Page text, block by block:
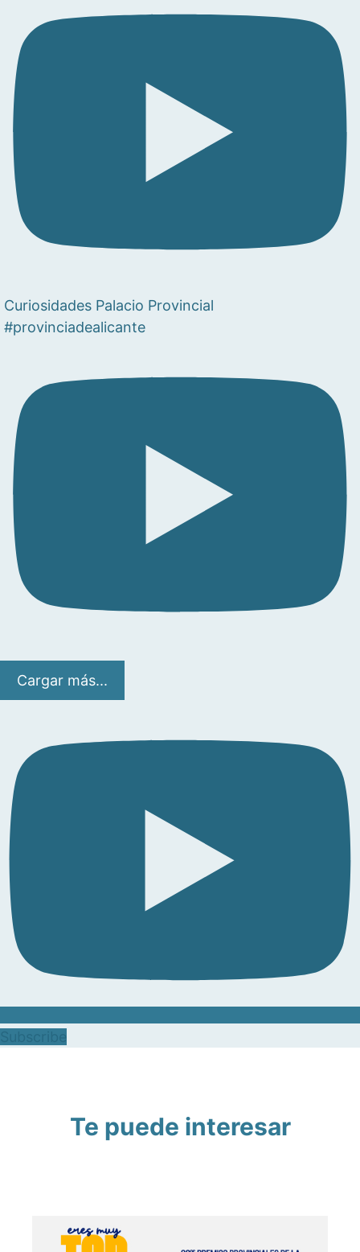
Curiosidades Palacio Provincial
#provinciadealicante
Cargar más...
Te puede interesar